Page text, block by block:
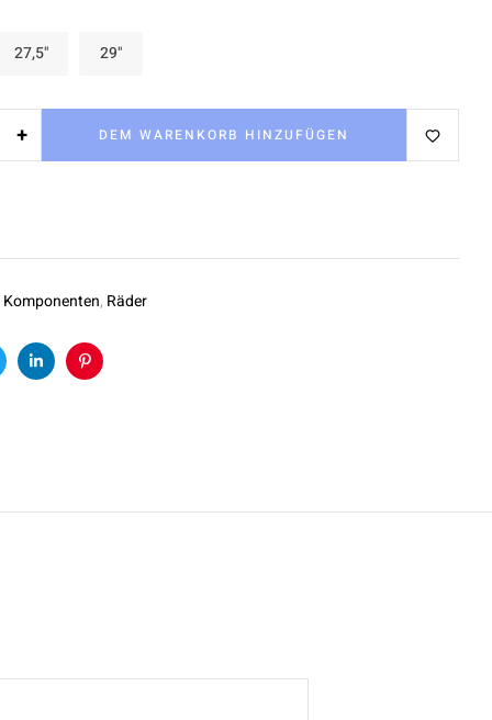
27,5" 29"
+ DEM WARENKORB HINZUFÜGEN
Komponenten, Räder
LinkedinPinterest